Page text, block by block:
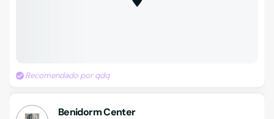
Recomendado por qdq
Benidorm Center